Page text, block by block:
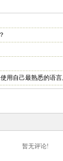
用自己最熟悉的语言
暂无评论!